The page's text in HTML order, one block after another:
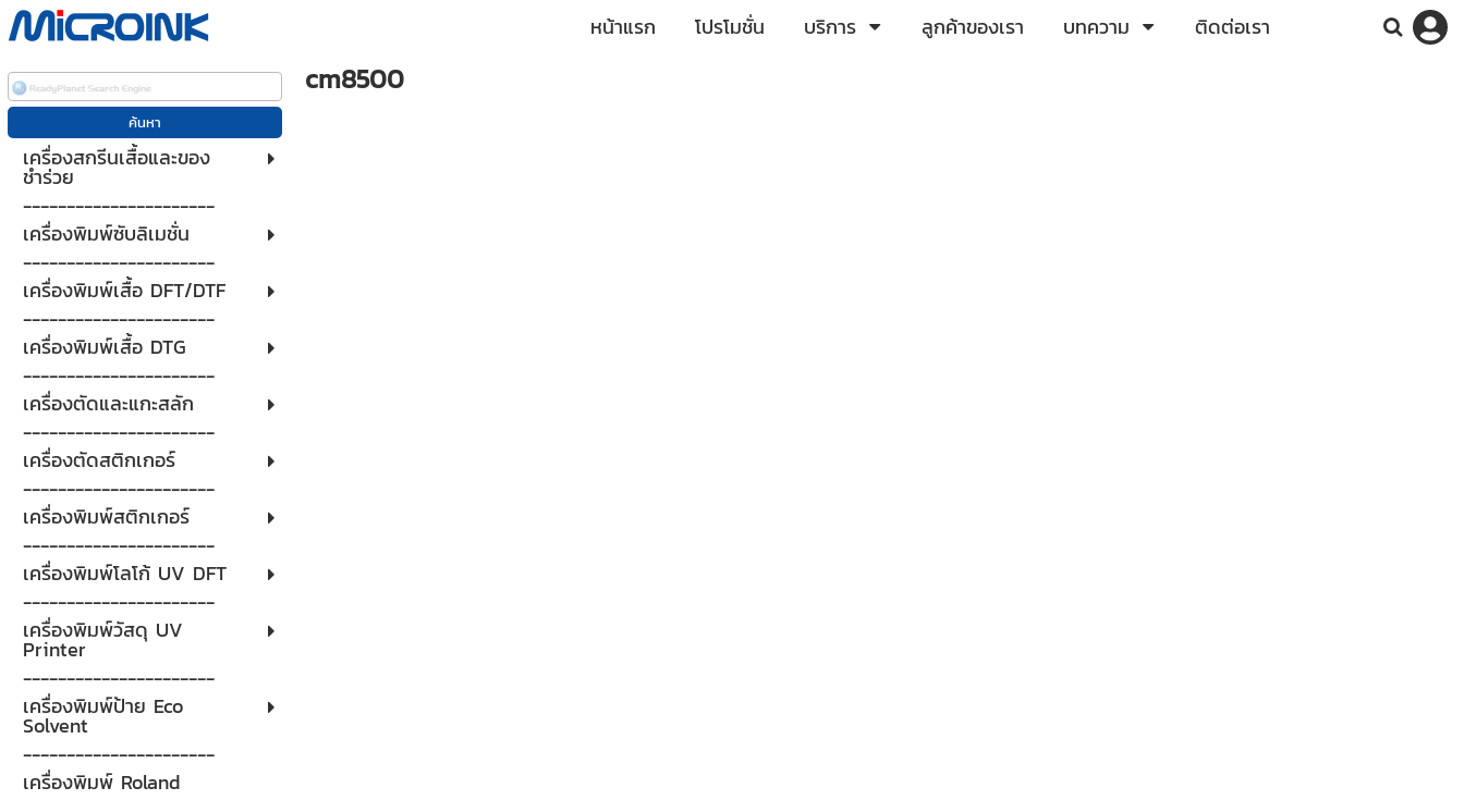
หน้าแรก โปรโมชั่น บริการ ลูกค้าของเรา บทความ ติดต่อเรา
เครื่องสกรีนเสื้อและของ
ชำร่วย
----------------------
เครื่องพิมพ์ซับลิเมชั่น
----------------------
เครื่องพิมพ์เสื้อ DFT/DTF
----------------------
เครื่องพิมพ์เสื้อ DTG
----------------------
เครื่องตัดและแกะสลัก
----------------------
เครื่องตัดสติกเกอร์
----------------------
เครื่องพิมพ์สติกเกอร์
----------------------
เครื่องพิมพ์โลโก้ UV DFT
----------------------
เครื่องพิมพ์วัสดุ UV
Printer
----------------------
เครื่องพิมพ์ป้าย Eco
Solvent
----------------------
เครื่องพิมพ์ Roland
cm8500